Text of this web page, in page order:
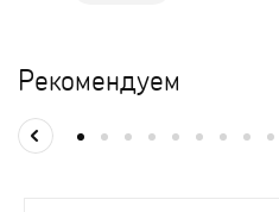
Рекомендуем